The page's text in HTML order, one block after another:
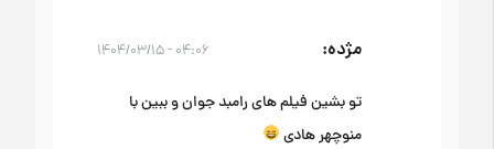
مژده ۰۴:۰۶ - ۱۴۰۴/۰۳/۱۵
تو بشین فیلم های رامبد جوان و ببین با
منوچهر هادی